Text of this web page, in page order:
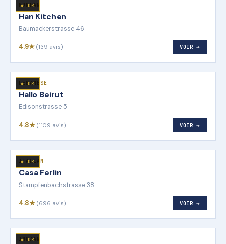
◆ OR
KOREAN
Han Kitchen
Baumackerstrasse 46
4.9★ (139 avis) VOIR →
◆ OR
LEBANESE
Hallo Beirut
Edisonstrasse 5
4.8★ (1109 avis) VOIR →
◆ OR
ITALIAN
Casa Ferlin
Stampfenbachstrasse 38
4.8★ (696 avis) VOIR →
◆ OR
INDIAN